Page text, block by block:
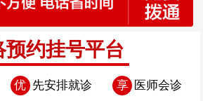
2026-07-28
早泄对患者的生活会造成什么影响
？ 2026-07-25
预约挂号平台
优 先安排就诊 享 医师会诊